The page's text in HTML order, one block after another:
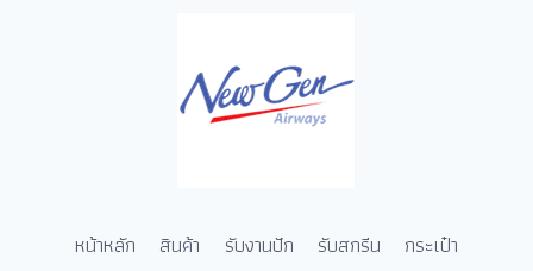
หน้าหลัก สินค้า รับงานปัก รับสกรีน กระเป๋า